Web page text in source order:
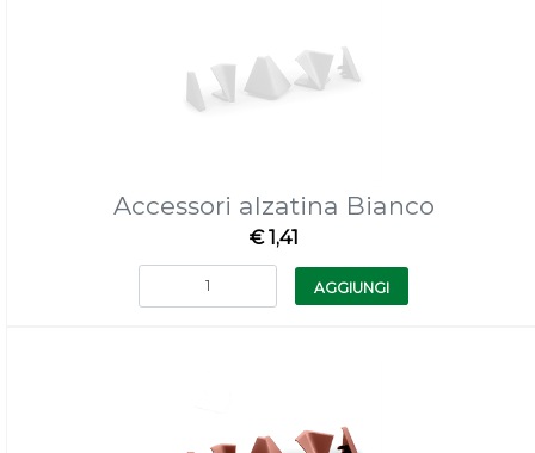
Accessori alzatina Bianco
€ 1,41
Quantità
AGGIUNGI